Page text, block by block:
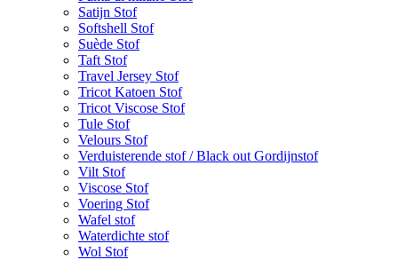
Satijn Stof
Softshell Stof
Suède Stof
Taft Stof
Travel Jersey Stof
Tricot Katoen Stof
Tricot Viscose Stof
Tule Stof
Velours Stof
Verduisterende stof / Black out Gordijnstof
Vilt Stof
Viscose Stof
Voering Stof
Wafel stof
Waterdichte stof
Wol Stof